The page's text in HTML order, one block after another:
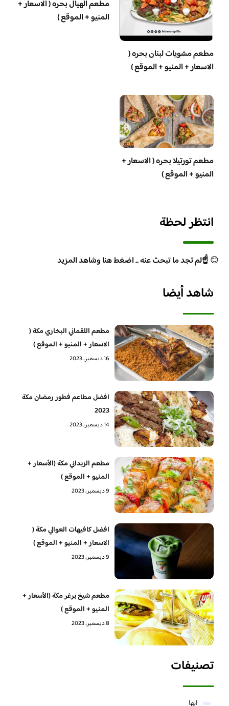
مطعم مشويات لبنان بحره (
الاسعار + المنيو + الموقع )
مطعم الهيال بحره ( الاسعار +
المنيو + الموقع )
مطعم تورتيلا بحره ( الاسعار +
المنيو + الموقع )
انتظر لحظة
😊☝️لم تجد ما تبحث عنه .. اضغط هنا وشاهد المزيد
شاهد أيضا
مطعم اللقماني البخاري مكة (
الاسعار + المنيو + الموقع )
16 ديسمبر، 2023
افضل مطاعم فطور رمضان مكة
2023
14 ديسمبر، 2023
مطعم الزبداني مكة (الأسعار +
المنيو + الموقع )
9 ديسمبر، 2023
افضل كافيهات العوالي مكة (
الاسعار + المنيو + الموقع )
9 ديسمبر، 2023
مطعم شيخ برغر مكة (الأسعار +
المنيو + الموقع )
8 ديسمبر، 2023
تصنيفات